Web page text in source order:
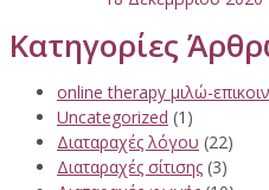
Κατηγορίες
online therapy μιλώ-
Uncategorized (1)
Διαταραχές λόγου (22)
Διαταραχές σίτισης (3)